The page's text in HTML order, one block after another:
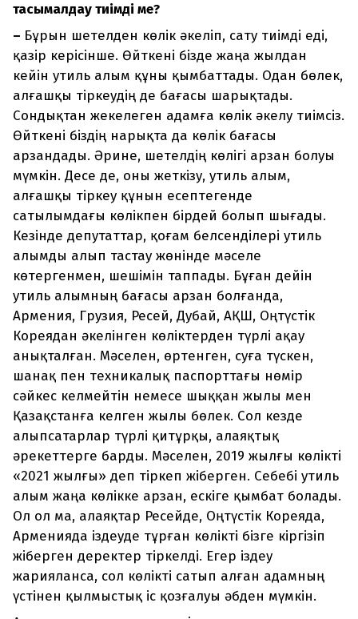
тасымалдау тиімді ме?
– Бұрын шетелден көлік әкеліп, сату тиімді еді,
қазір керісінше. Өйткені бізде жаңа жылдан
кейін утиль алым құны қымбаттады. Одан бөлек,
алғашқы тіркеудің де бағасы шарықтады.
Сондықтан жекелеген адамға көлік әкелу тиімсіз.
Өйткені біздің нарықта да көлік бағасы
арзандады. Әрине, шетелдің көлігі арзан болуы
мүмкін. Десе де, оны жеткізу, утиль алым,
алғашқы тіркеу құнын есептегенде
сатылымдағы көлікпен бірдей болып шығады.
Кезінде депутаттар, қоғам белсенділері утиль
алымды алып тастау жөнінде мәселе
көтергенмен, шешімін таппады. Бұған дейін
утиль алымның бағасы арзан болғанда,
Армения, Грузия, Ресей, Дубай, АҚШ, Оңтүстік
Кореядан әкелінген көліктерден түрлі ақау
анықталған. Мәселен, өртенген, суға түскен,
шанақ пен техникалық паспорттағы нөмір
сәйкес келмейтін немесе шыққан жылы мен
Қазақстанға келген жылы бөлек. Сол кезде
алыпсатарлар түрлі қитұрқы, алаяқтық
әрекеттерге барды. Мәселен, 2019 жылғы көлікті
«2021 жылғы» деп тіркеп жіберген. Себебі утиль
алым жаңа көлікке арзан, ескіге қымбат болады.
Ол ол ма, алаяқтар Ресейде, Оңтүстік Кореяда,
Арменияда іздеуде тұрған көлікті бізге кіргізіп
жіберген деректер тіркелді. Егер іздеу
жарияланса, сол көлікті сатып алған адамның
үстінен қылмыстық іс қозғалуы әбден мүмкін.